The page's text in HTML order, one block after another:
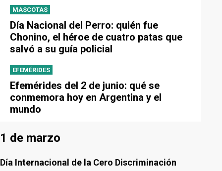
MASCOTAS
Día Nacional del Perro: quién fue
Chonino, el héroe de cuatro patas que
salvó a su guía policial
EFEMÉRIDES
Efemérides del 2 de junio: qué se
conmemora hoy en Argentina y el
mundo
1 de marzo
Día Internacional de la Cero Discriminación